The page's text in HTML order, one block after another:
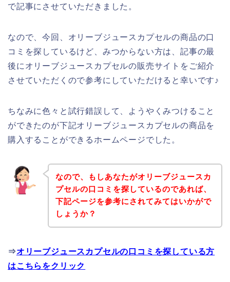
で記事にさせていただきました。
なので、今回、オリーブジュースカプセルの商品の口
コミを探しているけど、みつからない方は、記事の最
後にオリーブジュースカプセルの販売サイトをご紹介
させていただくので参考にしていただけると幸いです♪
ちなみに色々と試行錯誤して、ようやくみつけること
ができたのが下記オリーブジュースカプセルの商品を
購入することができるホームページでした。
なので、もしあなたがオリーブジュースカ
プセルの口コミを探しているのであれば、
下記ページを参考にされてみてはいかがで
しょうか？
⇒オリーブジュースカプセルの口コミを探している方
はこちらをクリック